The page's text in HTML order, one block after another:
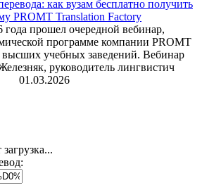
как вузам бесплатно получить
PROMT Translation Factory
года прошел очередной вебинар,
программе компании PROMT
высших учебных заведений. Вебинар
руководитель лингвистич
01.03.2026
загрузка...